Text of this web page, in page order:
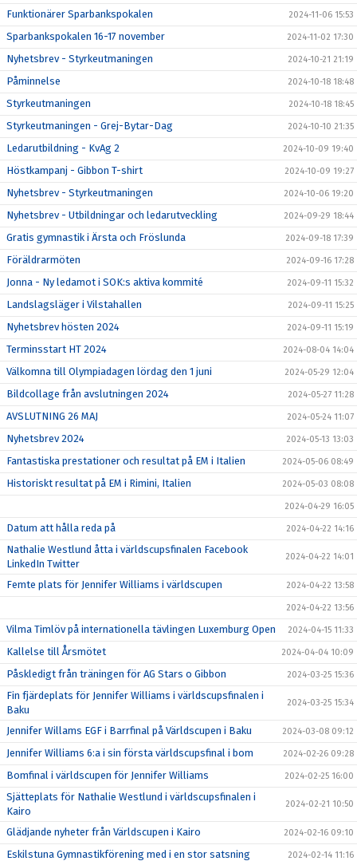
Funktionärer Sparbankspokalen 2024-11-06 15:53
Sparbankspokalen 16-17 november 2024-11-02 17:30
Nyhetsbrev - Styrkeutmaningen 2024-10-21 21:19
Påminnelse 2024-10-18 18:48
Styrkeutmaningen 2024-10-18 18:45
Styrkeutmaningen - Grej-Bytar-Dag 2024-10-10 21:35
Ledarutbildning - KvAg 2 2024-10-09 19:40
Höstkampanj - Gibbon T-shirt 2024-10-09 19:27
Nyhetsbrev - Styrkeutmaningen 2024-10-06 19:20
Nyhetsbrev - Utbildningar och ledarutveckling 2024-09-29 18:44
Gratis gymnastik i Ärsta och Fröslunda 2024-09-18 17:39
Föräldrarmöten 2024-09-16 17:28
Jonna - Ny ledamot i SOK:s aktiva kommité 2024-09-11 15:32
Landslagsläger i Vilstahallen 2024-09-11 15:25
Nyhetsbrev hösten 2024 2024-09-11 15:19
Terminsstart HT 2024 2024-08-04 14:04
Välkomna till Olympiadagen lördag den 1 juni 2024-05-29 12:04
Bildcollage från avslutningen 2024 2024-05-27 11:28
AVSLUTNING 26 MAJ 2024-05-24 11:07
Nyhetsbrev 2024 2024-05-13 13:03
Fantastiska prestationer och resultat på EM i Italien 2024-05-06 08:49
Historiskt resultat på EM i Rimini, Italien 2024-05-03 08:08
2024-04-29 16:05
Datum att hålla reda på 2024-04-22 14:16
Nathalie Westlund åtta i världscupsfinalen Facebook
LinkedIn Twitter
2024-04-22 14:01
Femte plats för Jennifer Williams i världscupen 2024-04-22 13:58
2024-04-22 13:56
Vilma Timlöv på internationella tävlingen Luxemburg Open 2024-04-15 11:33
Kallelse till Årsmötet 2024-04-04 10:09
Påskledigt från träningen för AG Stars o Gibbon 2024-03-25 15:36
Fin fjärdeplats för Jennifer Williams i världscupsfinalen i
Baku
2024-03-25 15:34
Jennifer Willams EGF i Barrfinal på Världscupen i Baku 2024-03-08 09:12
Jennifer Williams 6:a i sin första världscupsfinal i bom 2024-02-26 09:28
Bomfinal i världscupen för Jennifer Williams 2024-02-25 16:00
Sjätteplats för Nathalie Westlund i världscupsfinalen i
Kairo
2024-02-21 10:50
Glädjande nyheter från Världscupen i Kairo 2024-02-16 09:10
Eskilstuna Gymnastikförening med i en stor satsning 2024-02-14 11:16